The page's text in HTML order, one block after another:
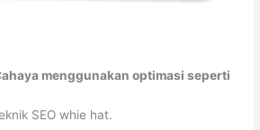
menggunakan optimasi seperti
SEO whie hat.